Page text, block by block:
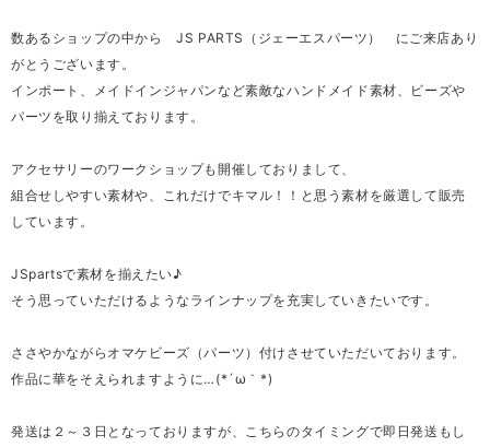
数あるショップの中から JS PARTS（ジェーエスパーツ） にご来店あり
がとうございます。
インポート、メイドインジャパンなど素敵なハンドメイド素材、ビーズや
パーツを取り揃えております。
アクセサリーのワークショップも開催しておりまして、
組合せしやすい素材や、これだけでキマル！！と思う素材を厳選して販売
しています。
JSpartsで素材を揃えたい♪
そう思っていただけるようなラインナップを充実していきたいです。
ささやかながらオマケビーズ（パーツ）付けさせていただいております。
作品に華をそえられますように…(*´ω｀*)
発送は２～３日となっておりますが、こちらのタイミングで即日発送もし